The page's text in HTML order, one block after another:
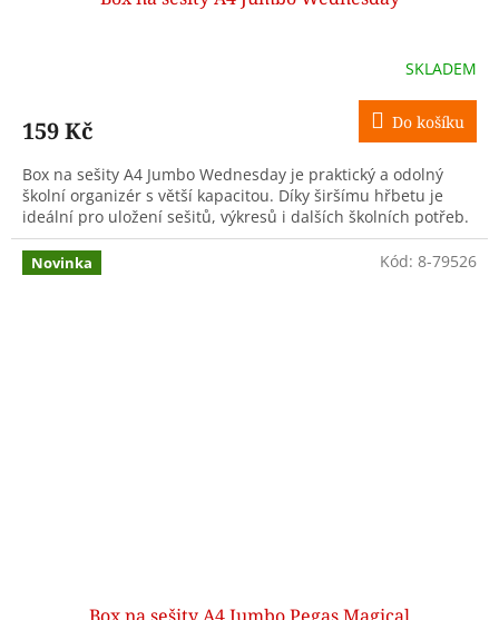
SKLADEM
159 Kč Do košíku
Box na sešity A4 Jumbo Wednesday je praktický a odolný
školní organizér s větší kapacitou. Díky širšímu hřbetu je
ideální pro uložení sešitů, výkresů i dalších školních potřeb.
Novinka Kód: 8-79526